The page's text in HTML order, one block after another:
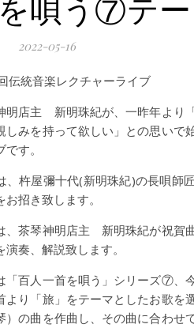
2022-05-16
伝統音楽レクチャーライブ
明店主 新明珠紀が、一昨年より
しみを持って欲しい」との思いで
す。
、杵屋彌十代(新明珠紀)の長唄
お招き致します。
、茶琴神明店主 新明珠紀が祝賀
演奏、解説致します。
「百人一首を唄う」シリーズ⑦、
より「旅」をテーマとしたお歌を
）の曲を作曲し、その曲に合わ